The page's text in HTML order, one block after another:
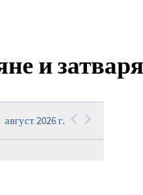
и
август 2026 г.